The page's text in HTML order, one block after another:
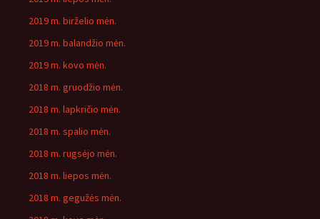
2019 m. birželio mėn.
2019 m. balandžio mėn.
2019 m. kovo mėn.
2018 m. gruodžio mėn.
2018 m. lapkričio mėn.
2018 m. spalio mėn.
2018 m. rugsėjo mėn.
2018 m. liepos mėn.
2018 m. gegužės mėn.